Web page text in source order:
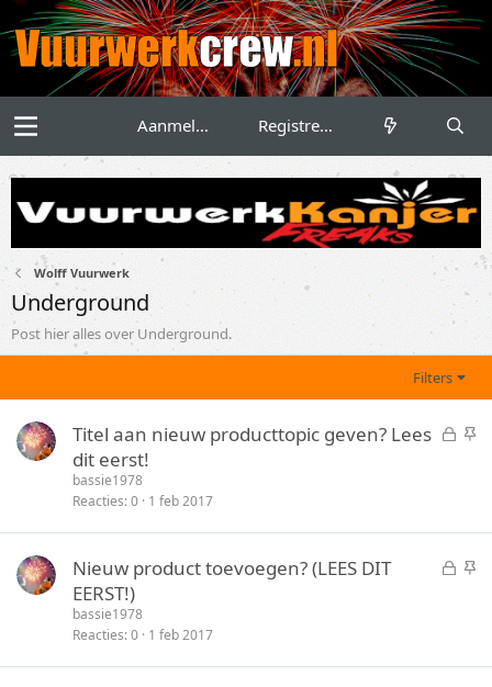
Aanmelden Registreren
Wolff Vuurwerk
Underground
Post hier alles over Underground.
Filters
G
e
S
Titel aan nieuw producttopic geven? Lees
dit eerst!
bassie1978
Reacties 0 1 feb 2017
G S
Nieuw product toevoegen? (LEES DIT
EERST!)
bassie1978
Reacties 0 1 feb 2017